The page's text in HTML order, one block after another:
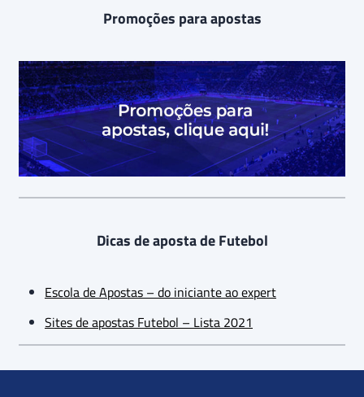
Promoções para apostas
Dicas de aposta de Futebol
Escola de Apostas – do iniciante ao expert
Sites de apostas Futebol – Lista 2021